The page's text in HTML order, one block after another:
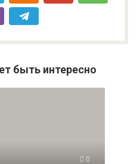
быть интересно
0